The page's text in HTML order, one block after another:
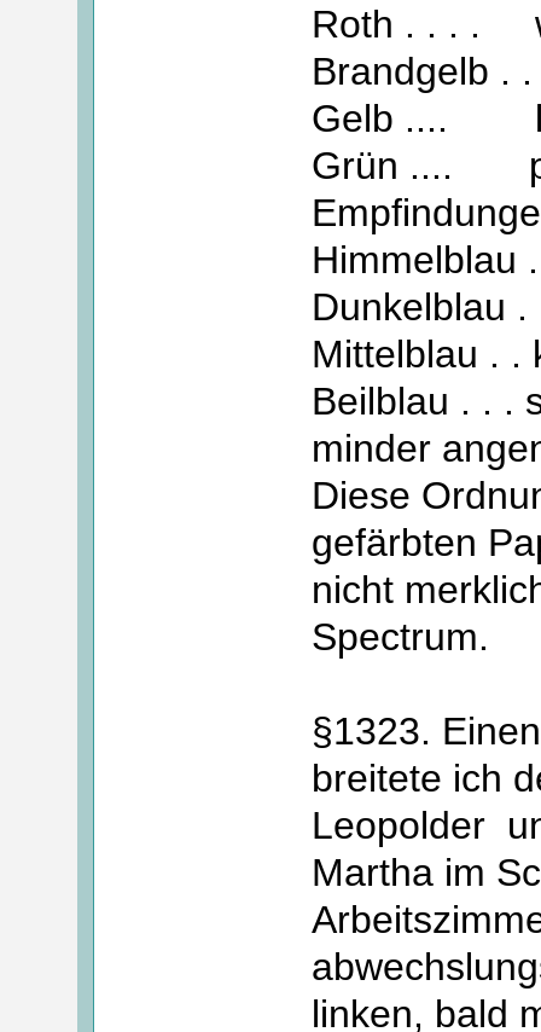
Roth . . . .
Brandgelb .
Gelb ....
Grün ....
Himmelblau
Dunkelblau .
Mittelblau . .
Beilblau . . .
minder
Diese
gefärbten
nicht
Spectrum.
§1323.
breitete ich
Leopolder
Martha im
linken, bald